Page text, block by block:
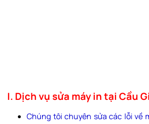
I. Dịch vụ sửa máy in tại Cầu
Chúng tôi chuyên sửa các lỗi về